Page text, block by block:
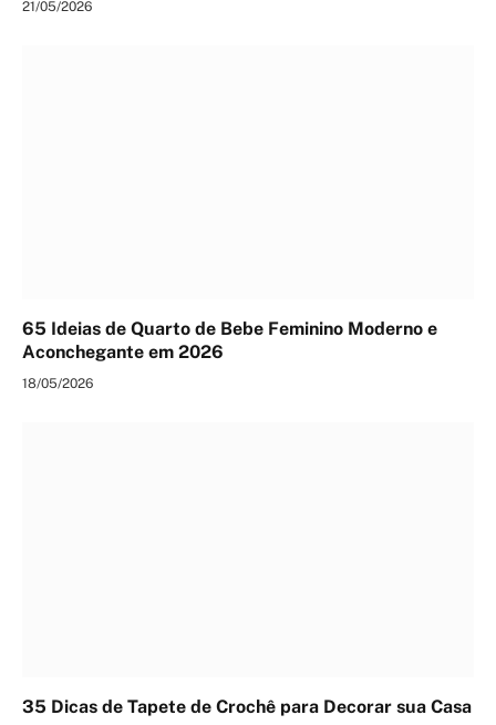
21/05/2026
65 Ideias de Quarto de Bebe Feminino Moderno e
Aconchegante em 2026
18/05/2026
35 Dicas de Tapete de Crochê para Decorar sua Casa